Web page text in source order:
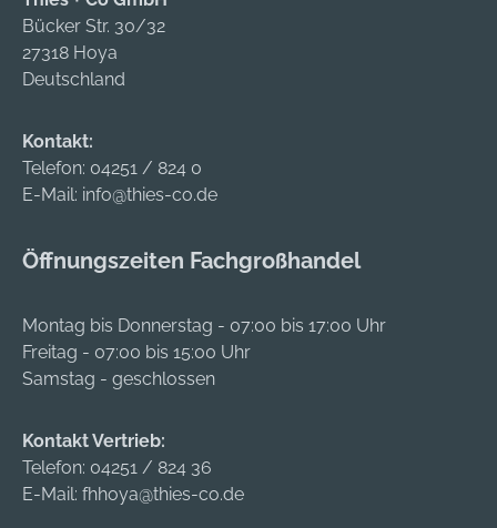
Bücker Str. 30/32
27318 Hoya
Deutschland
Kontakt:
Telefon: 04251 / 824 0
E-Mail: info@thies-co.de
Öffnungszeiten Fachgroßhandel
Montag bis Donnerstag - 07:00 bis 17:00 Uhr
Freitag - 07:00 bis 15:00 Uhr
Samstag - geschlossen
Kontakt Vertrieb:
Telefon: 04251 / 824 36
E-Mail: fhhoya@thies-co.de